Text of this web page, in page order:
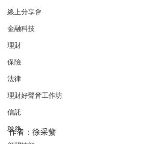
線上分享會
金融科技
理財
保險
法律
理財好聲音工作坊
信託
稅務
作者：徐采蘩